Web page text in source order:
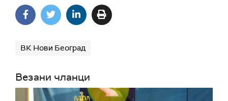
ВК Нови Београд
Везани чланци